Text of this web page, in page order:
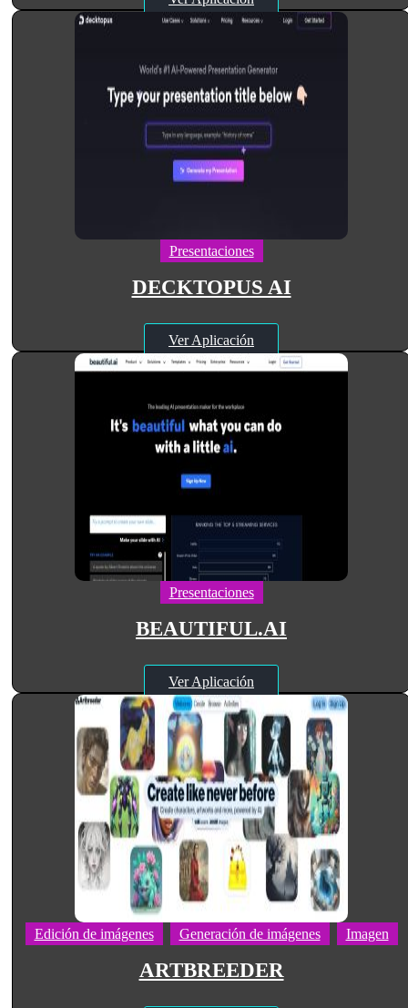
Presentaciones
DECKTOPUS AI
Ver Aplicación
Presentaciones
BEAUTIFUL.AI
Ver Aplicación
Edición de imágenes Generación de imágenes Imagen
ARTBREEDER